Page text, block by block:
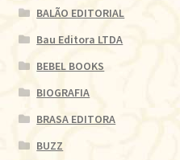
BALÃO EDITORIAL
Bau Editora LTDA
BEBEL BOOKS
BIOGRAFIA
BRASA EDITORA
BUZZ